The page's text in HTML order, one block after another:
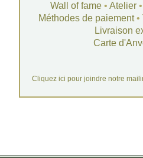
Wall of fame• Atelier
Méthodes de paiement•
Livraison
Carte
Cliquez ici pour joindre notre